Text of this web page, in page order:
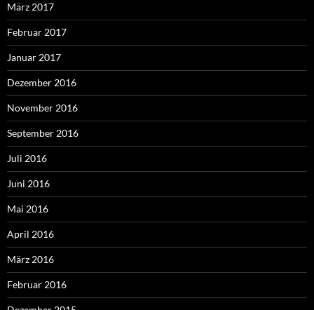
März 2017
Februar 2017
Januar 2017
Dezember 2016
November 2016
September 2016
Juli 2016
Juni 2016
Mai 2016
April 2016
März 2016
Februar 2016